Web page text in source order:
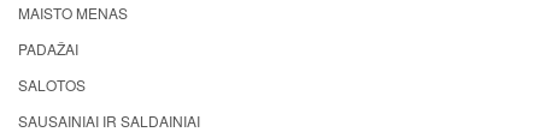
MAISTO MENAS
PADAŽAI
SALOTOS
SAUSAINIAI IR SALDAINIAI